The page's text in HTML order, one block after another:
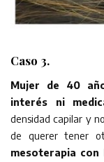
Caso 3.
Mujer de 40
interés ni
densidad capilar y
de querer tener
mesoterapia